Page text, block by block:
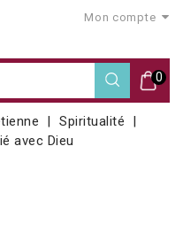
Mon compte
0
Spiritualité
avec Dieu